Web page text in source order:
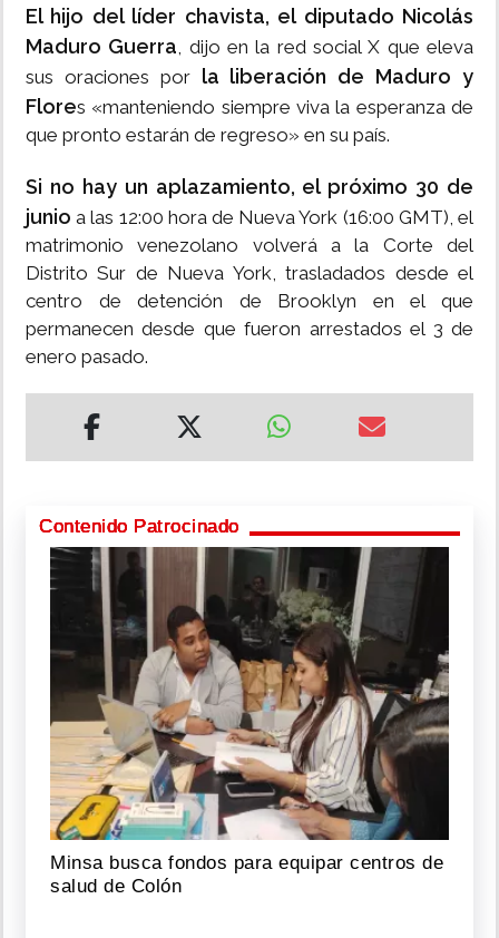
El hijo del líder chavista, el diputado Nicolás
Maduro Guerra, dijo en la red social X que eleva
sus oraciones porla liberación de Maduro y
Flores «manteniendo siempre viva la esperanza de
que pronto estarán de regreso» en su país.
Si no hay un aplazamiento, el próximo 30 de
junio a las 12:00 hora de Nueva York (16:00 GMT), el
matrimonio venezolano volverá a la Corte del
Distrito Sur de Nueva York, trasladados desde el
centro de detención de Brooklyn en el que
permanecen desde que fueron arrestados el 3 de
enero pasado.
Contenido Patrocinado
Minsa busca fondos para equipar centros de
salud de Colón